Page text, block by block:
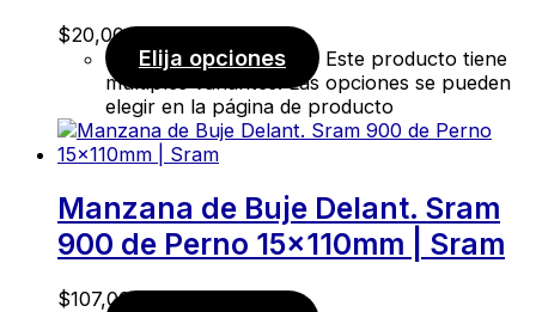
$20,00
Elija opciones
Este producto tiene
múltiples variantes. Las opciones se pueden
elegir en la página de producto
Manzana de Buje Delant. Sram
900 de Perno 15x110mm | Sram
$107,00